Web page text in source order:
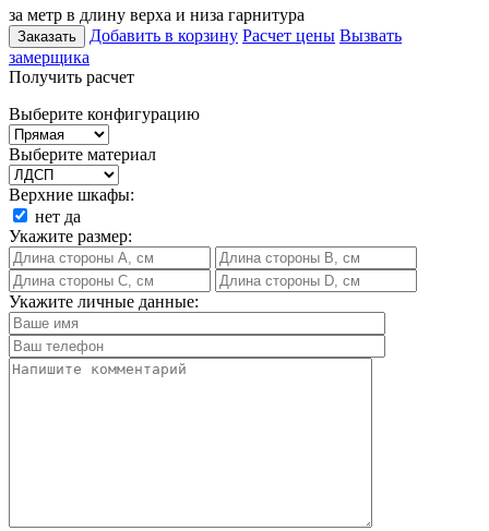
за метр в длину верха и низа гарнитура
Заказать Добавить в корзину Расчет цены Вызвать
замерщика
Получить расчет
Выберите конфигурацию
Выберите материал
Верхние шкафы:
нет да
Укажите размер:
Укажите личные данные: